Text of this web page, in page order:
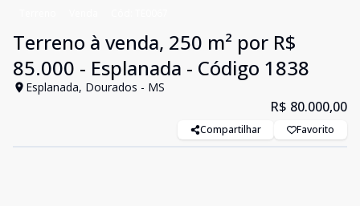
Terreno à venda, 250 m² por R$
85.000 - Esplanada - Código 1838
Esplanada, Dourados - MS
R$ 80.000,00
Compartilhar Favorito